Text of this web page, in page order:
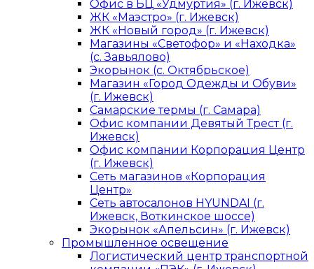
Офис в БЦ «Удмуртия» (г. Ижевск)
ЖК «Маэстро» (г. Ижевск)
ЖК «Новый город» (г. Ижевск)
Магазины «Светофор» и «Находка»
(с. Завьялово)
Экорынок (с. Октябрьское)
Магазин «Город Одежды и Обуви»
(г. Ижевск)
Самарские термы (г. Самара)
Офис компании Девятый Трест (г.
Ижевск)
Офис компании Корпорация Центр
(г. Ижевск)
Сеть магазинов «Корпорация
Центр»
Сеть автосалонов HYUNDAI (г.
Ижевск, Воткинское шоссе)
Экорынок «Апельсин» (г. Ижевск)
Промышленное освещение
Логистический центр транспортной